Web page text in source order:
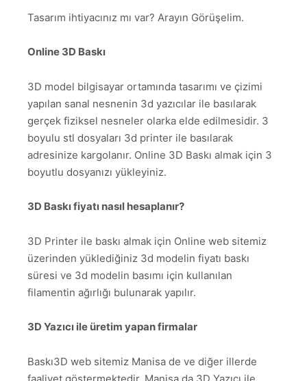
Tasarım ihtiyacınız mı var? Arayın Görüşelim.
Online 3D Baskı
3D model bilgisayar ortamında tasarımı ve çizimi
yapılan sanal nesnenin 3d yazıcılar ile basılarak
gerçek fiziksel nesneler olarka elde edilmesidir. 3
boyulu stl dosyaları 3d printer ile basılarak
adresinize kargolanır. Online 3D Baskı almak için 3
boyutlu dosyanızı yükleyiniz.
3D Baskı fiyatı nasıl hesaplanır?
3D Printer ile baskı almak için Online web sitemiz
üzerinden yüklediğiniz 3d modelin fiyatı baskı
süresi ve 3d modelin basımı için kullanılan
filamentin ağırlığı bulunarak yapılır.
3D Yazıcı ile üretim yapan firmalar
Baskı3D web sitemiz Manisa de ve diğer illerde